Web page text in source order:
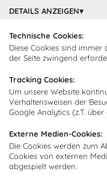
DETAILS ANZEIGEN
Technische Cookies:
Diese Cookies sind
der Seite zwingend
Tracking Cookies:
Um unsere Website
Verhaltensweisen der
Google Analytics (z.T.
Externe Medien-Cookies:
Die Cookies werden zum
Cookies von externen
abgespielt werden.
Inspirationen
Cocooning24 Küchen
Über uns
Impressum
FAQ
Kontakt
Kundendienst
Lieferung
Montage
Zahlarten
Newsletter
Abonnieren Sie unseren